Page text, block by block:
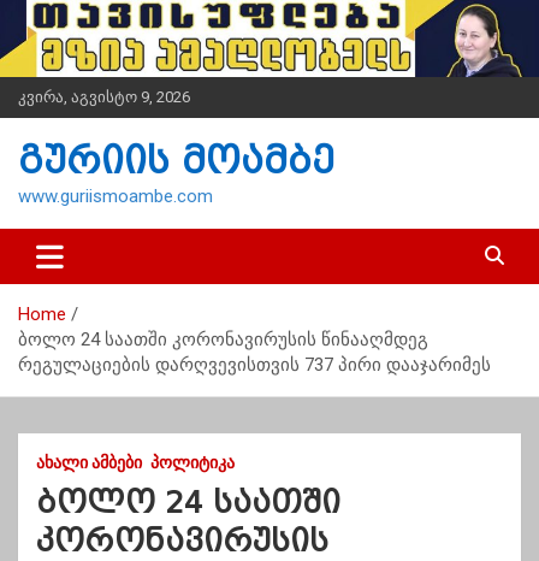
i
t
n
კვირა, აგვისტო 9, 2026
გურიის მოამბე
www.guriismoambe.com
Home
ბოლო 24 საათში კორონავირუსის წინააღმდეგ
რეგულაციების დარღვევისთვის 737 პირი დააჯარიმეს
ᲐᲮᲐᲚᲘ ᲐᲛᲑᲔᲑᲘ ᲞᲝᲚᲘᲢᲘᲙᲐ
ბოლო 24 საათში
კორონავირუსის